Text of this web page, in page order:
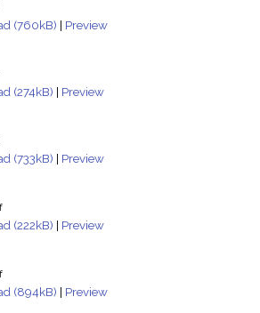
(760kB) | Preview
(274kB) | Preview
(733kB) | Preview
(222kB) | Preview
(894kB) | Preview